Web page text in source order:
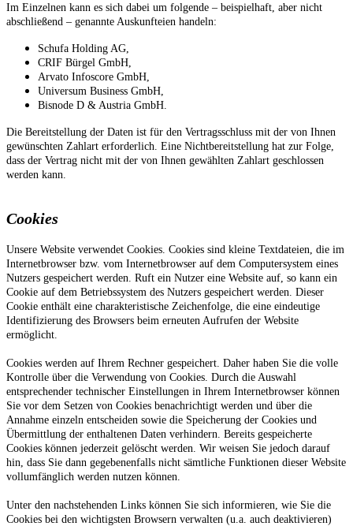
Im Einzelnen kann es sich dabei um folgende – beispielhaft, aber nicht
abschließend – genannte Auskunfteien handeln:
Schufa Holding AG,
CRIF Bürgel GmbH,
Arvato Infoscore GmbH,
Universum Business GmbH,
Bisnode D & Austria GmbH.
Die Bereitstellung der Daten ist für den Vertragsschluss mit der von Ihnen
gewünschten Zahlart erforderlich. Eine Nichtbereitstellung hat zur Folge,
dass der Vertrag nicht mit der von Ihnen gewählten Zahlart geschlossen
werden kann.
Cookies
Unsere Website verwendet Cookies. Cookies sind kleine Textdateien, die im
Internetbrowser bzw. vom Internetbrowser auf dem Computersystem eines
Nutzers gespeichert werden. Ruft ein Nutzer eine Website auf, so kann ein
Cookie auf dem Betriebssystem des Nutzers gespeichert werden. Dieser
Cookie enthält eine charakteristische Zeichenfolge, die eine eindeutige
Identifizierung des Browsers beim erneuten Aufrufen der Website
ermöglicht.
Cookies werden auf Ihrem Rechner gespeichert. Daher haben Sie die volle
Kontrolle über die Verwendung von Cookies. Durch die Auswahl
entsprechender technischer Einstellungen in Ihrem Internetbrowser können
Sie vor dem Setzen von Cookies benachrichtigt werden und über die
Annahme einzeln entscheiden sowie die Speicherung der Cookies und
Übermittlung der enthaltenen Daten verhindern. Bereits gespeicherte
Cookies können jederzeit gelöscht werden. Wir weisen Sie jedoch darauf
hin, dass Sie dann gegebenenfalls nicht sämtliche Funktionen dieser Website
vollumfänglich werden nutzen können.
Unter den nachstehenden Links können Sie sich informieren, wie Sie die
Cookies bei den wichtigsten Browsern verwalten (u.a. auch deaktivieren)